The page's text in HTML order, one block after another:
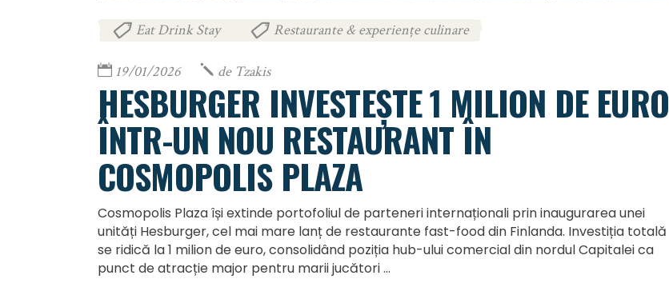
Eat Drink Stay Restaurante & experiențe culinare
19/01/2026 de Tzakis
HESBURGER INVESTEȘTE 1 MILION DE EURO
ÎNTR-UN NOU RESTAURANT ÎN
COSMOPOLIS PLAZA
Cosmopolis Plaza își extinde portofoliul de parteneri internaționali prin inaugurarea unei
unități Hesburger, cel mai mare lanț de restaurante fast-food din Finlanda. Investiția totală
se ridică la 1 milion de euro, consolidând poziția hub-ului comercial din nordul Capitalei ca
punct de atracție major pentru marii jucători